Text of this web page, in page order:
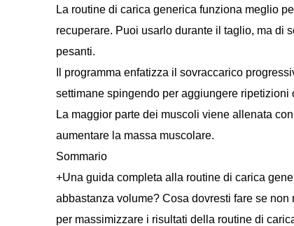
La routine di carica generica funziona meglio
recuperare. Puoi usarlo durante il taglio, ma di
pesanti.
Il programma enfatizza il sovraccarico
settimane spingendo per aggiungere
La maggior parte dei muscoli viene allenata
aumentare la massa muscolare.
Sommario
+Una guida completa alla routine di carica
abbastanza volume? Cosa dovresti fare se
per massimizzare i risultati della routine di